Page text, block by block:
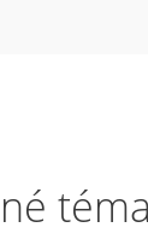
téma